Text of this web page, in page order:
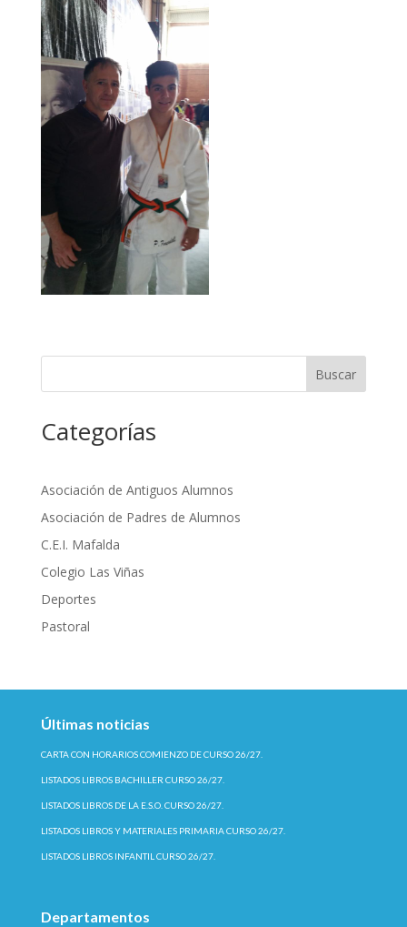
Buscar
Categorías
Asociación de Antiguos Alumnos
Asociación de Padres de Alumnos
C.E.I. Mafalda
Colegio Las Viñas
Deportes
Pastoral
Últimas noticias
CARTA CON HORARIOS COMIENZO DE CURSO 26/27.
LISTADOS LIBROS BACHILLER CURSO 26/27.
LISTADOS LIBROS DE LA E.S.O. CURSO 26/27.
LISTADOS LIBROS Y MATERIALES PRIMARIA CURSO 26/27.
LISTADOS LIBROS INFANTIL CURSO 26/27.
Departamentos